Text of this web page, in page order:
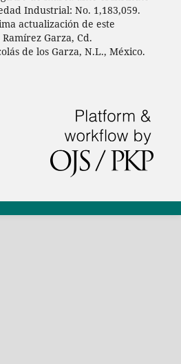
Industrial: No. 1,183,059.
actualización de este
Garza, Cd.
de los Garza, N.L., México.